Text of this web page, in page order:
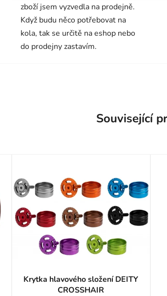
zboží jsem vyzvedla na prodejně.
Když budu něco potřebovat na
kola, tak se určitě na eshop nebo
do prodejny zastavím.
Související
Krytka hlavového složení DEITY
CROSSHAIR